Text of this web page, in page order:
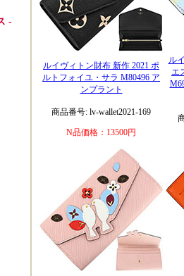
ルイヴィトン財布 新作 2021 ポ
ルトフォイユ・サラ M80496 ア
ンプラント
商品番号: lv-wallet2021-169
N品価格：13500円
ル
エ